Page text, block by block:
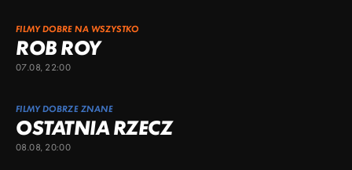
FILMY DOBRE NA WSZYSTKO
ROB ROY
07.08, 22:00
FILMY DOBRZE ZNANE
OSTATNIA RZECZ
08.08, 20:00